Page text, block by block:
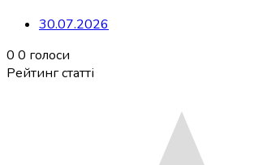
30.07.2026
0 0 голоси
Рейтинг статті